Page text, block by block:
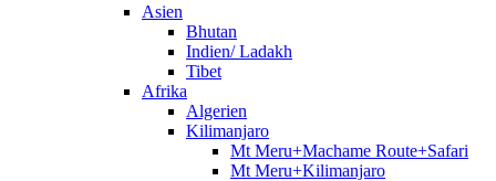
Asien
Bhutan
Indien/ Ladakh
Tibet
Afrika
Algerien
Kilimanjaro
Mt Meru+Machame Route+Safari
Mt Meru+Kilimanjaro